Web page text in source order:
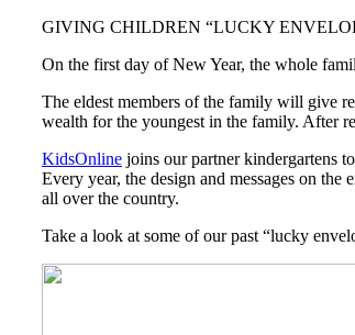
GIVING CHILDREN “LUCKY
On the first day of New Year, the whole
The eldest members of the family will give
wealth for the youngest in the family. After
KidsOnline joins our partner kindergartens
Every year, the design and messages on
all over the country.
Take a look at some of our past “lucky